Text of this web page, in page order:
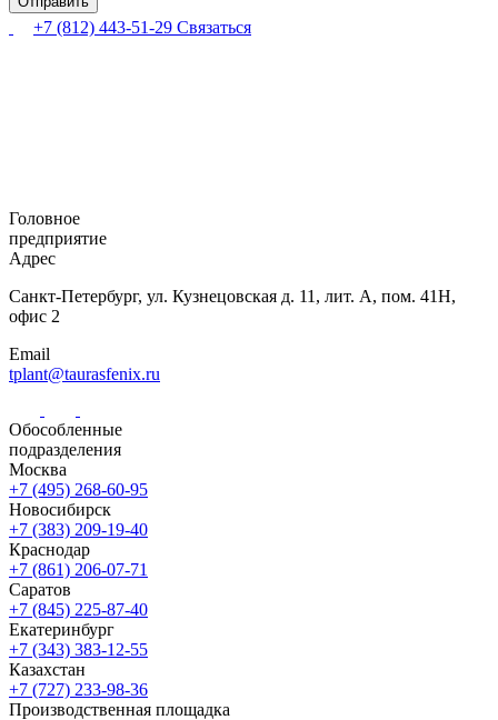
+7 (812) 443-51-29 Связаться
Головное
предприятие
Адрес
Санкт-Петербург, ул. Кузнецовская д. 11, лит. А, пом. 41Н,
офис 2
Email
tplant@taurasfenix.ru
Обособленные
подразделения
Москва
+7 (495) 268-60-95
Новосибирск
+7 (383) 209-19-40
Краснодар
+7 (861) 206-07-71
Саратов
+7 (845) 225-87-40
Екатеринбург
+7 (343) 383-12-55
Казахстан
+7 (727) 233-98-36
Производственная площадка